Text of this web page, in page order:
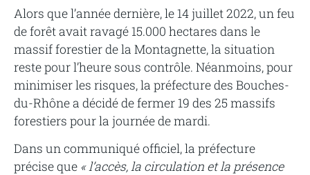
Alors que l’année dernière, le 14 juillet 2022, un feu
de forêt avait ravagé 15.000 hectares dans le
massif forestier de la Montagnette, la situation
reste pour l’heure sous contrôle. Néanmoins, pour
minimiser les risques, la préfecture des Bouches-
du-Rhône a décidé de fermer 19 des 25 massifs
forestiers pour la journée de mardi.
Dans un communiqué officiel, la préfecture
précise que « l’accès, la circulation et la présence